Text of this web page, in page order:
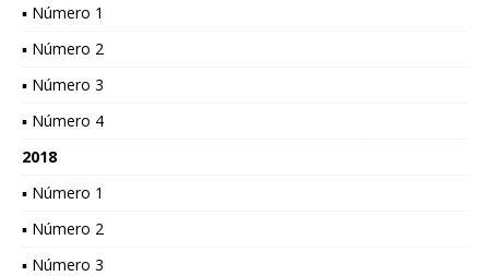
▪ Número 1
▪ Número 2
▪ Número 3
▪ Número 4
2018
▪ Número 1
▪ Número 2
▪ Número 3